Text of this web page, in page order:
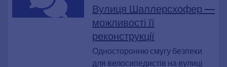
Вулиця Шаллерсхофер —
можливості її
реконструкції
Односторонню смугу безпеки
для велосипедистів на вулиці